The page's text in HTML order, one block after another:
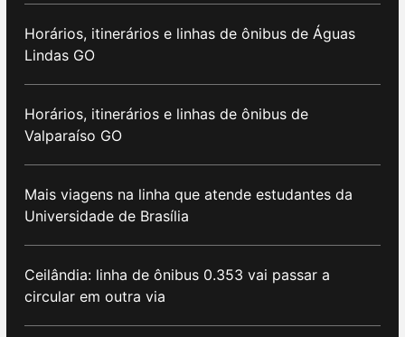
Horários, itinerários e linhas de ônibus de Águas
Lindas GO
Horários, itinerários e linhas de ônibus de
Valparaíso GO
Mais viagens na linha que atende estudantes da
Universidade de Brasília
Ceilândia: linha de ônibus 0.353 vai passar a
circular em outra via